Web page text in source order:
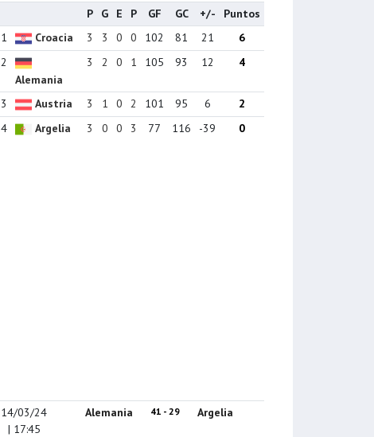
P
G E P GF GC +/-
Puntos
1
Croacia 3 3 0 0 102 81 21
6
2
Alemania
3 2 0 1 105 93 12 4
3 Austria 3 1 0 2 101 95 6
2
4
Argelia 3 0 0 3 77 116 -39 0
14/03/24
| 17:45
Alemania 41 - 29 Argelia